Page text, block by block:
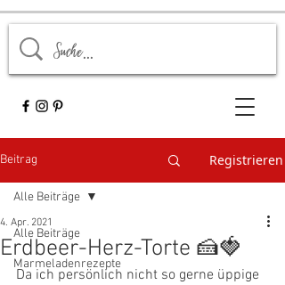
Beitrag Registrieren
Alle Beiträge
Marmeladenrezepte
Alle Beiträge
Erdbeer-Herz-Torte 🍰🍓
4. Apr. 2021
Da ich persönlich nicht so gerne üppige